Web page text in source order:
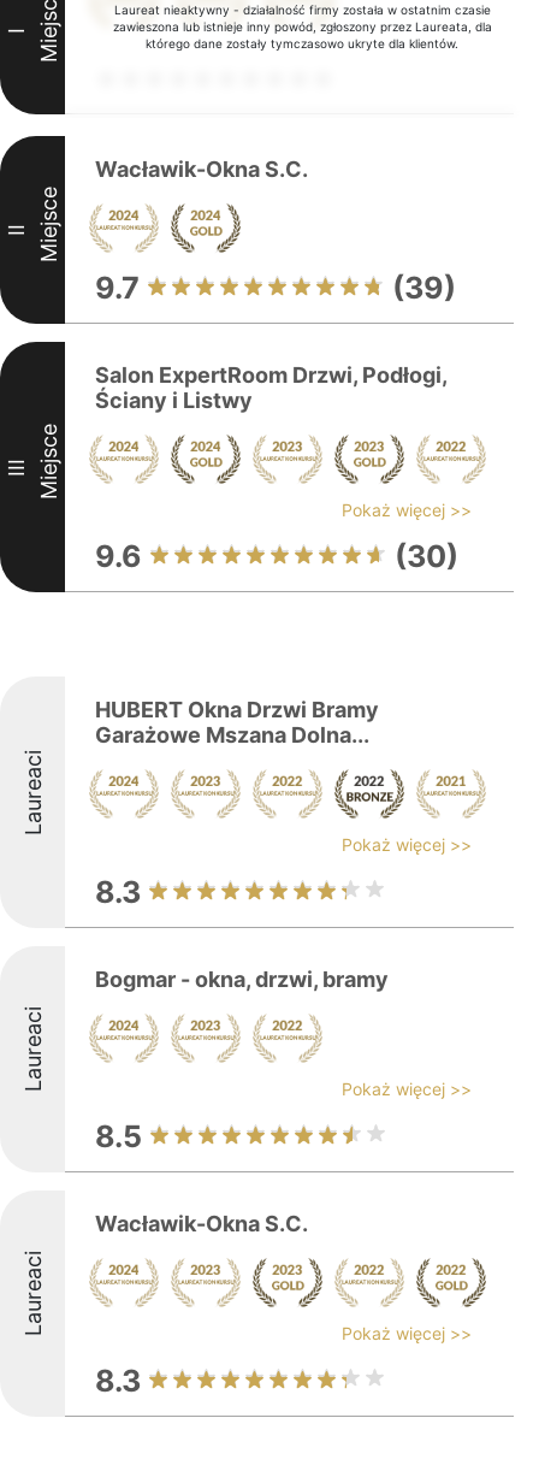
Laureat nieaktywny - działalność firmy została w ostatnim czasie
zawieszona lub istnieje inny powód, zgłoszony przez Laureata, dla
którego dane zostały tymczasowo ukryte dla klientów.
I Miejsce
II Miejsce
Wacławik-Okna S.C.
9.7 (39)
III Miejsce
Salon ExpertRoom Drzwi, Podłogi,
Ściany i Listwy
Pokaż więcej >>
9.6 (30)
Laureaci
HUBERT Okna Drzwi Bramy
Garażowe Mszana Dolna...
Pokaż więcej >>
8.3
Laureaci
Bogmar - okna, drzwi, bramy
Pokaż więcej >>
8.5
Laureaci
Wacławik-Okna S.C.
Pokaż więcej >>
8.3